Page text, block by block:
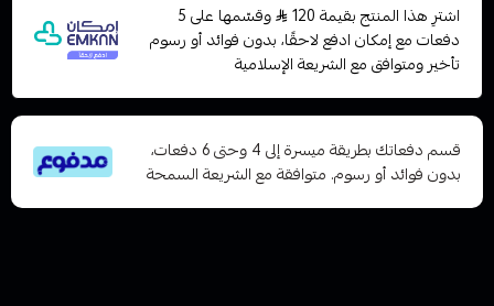
اشترِ هذا المنتج بقيمة 120
وقسّمها على 5
دفعات مع إمكان ادفع لاحقًا، بدون فوائد أو رسوم
تأخير ومتوافق مع الشريعة الإسلامية
قسم دفعاتك بطريقة ميسرة إلى 4 وحتى 6 دفعات،
بدون فوائد أو رسوم. متوافقة مع الشريعة السمحة